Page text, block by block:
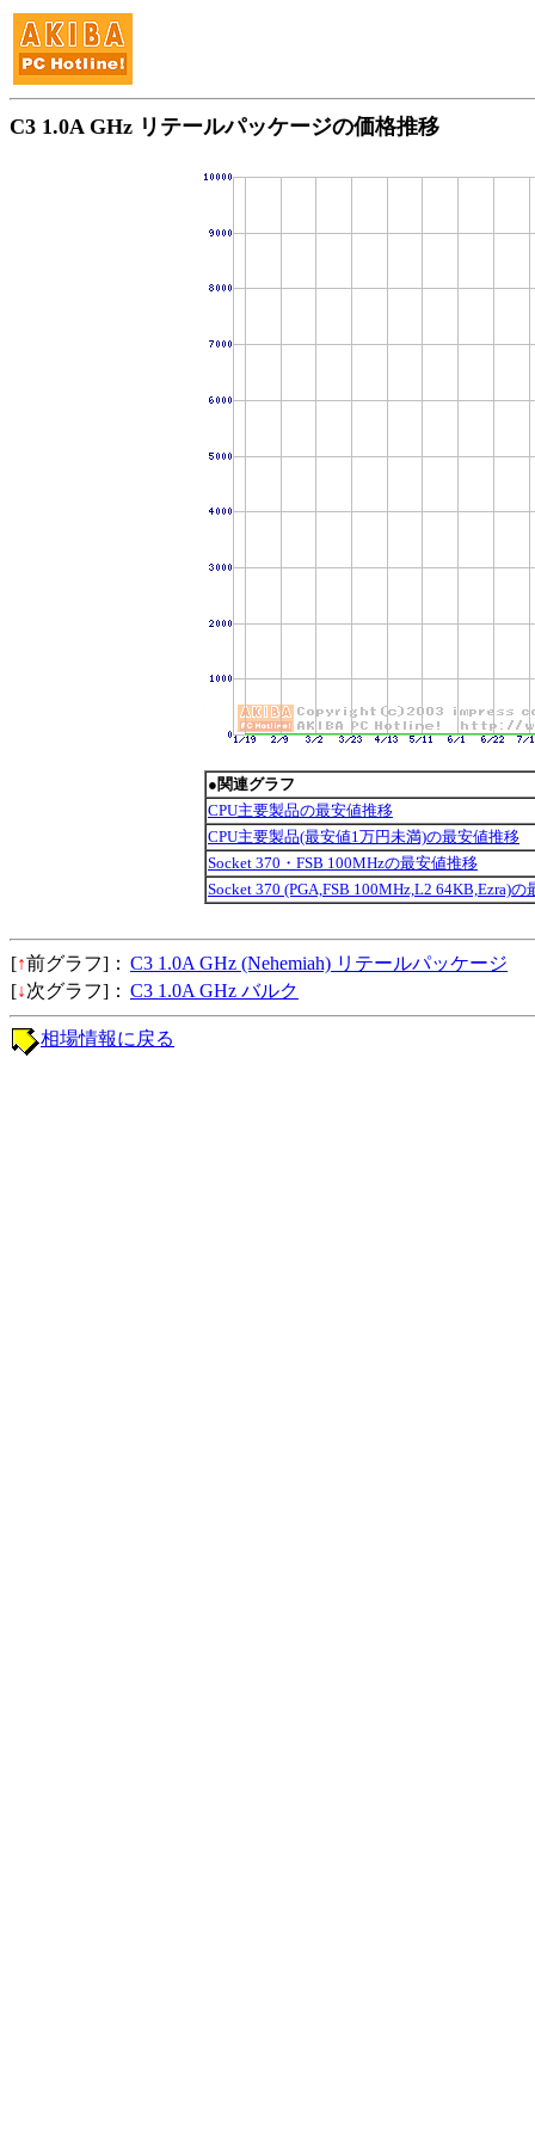
C3 1.0A GHz リテールパッケージの価格推移
●関連グラフ
CPU主要製品の最安値推移
CPU主要製品(最安値1万円未満)の最安値推移
Socket 370・FSB 100MHzの最安値推移
Socket 370 (PGA,FSB 100MHz,L2 64KB,Ezra)の
[↑前グラフ]： C3 1.0A GHz (Nehemiah) リテールパッケージ
[↓次グラフ]： C3 1.0A GHz バルク
相場情報に戻る